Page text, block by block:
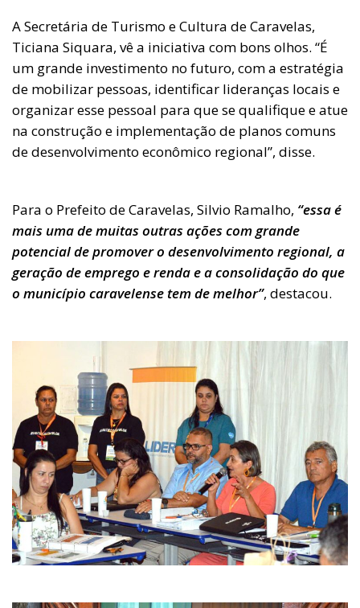
A Secretária de Turismo e Cultura de Caravelas,
Ticiana Siquara, vê a iniciativa com bons olhos. “É
um grande investimento no futuro, com a estratégia
de mobilizar pessoas, identificar lideranças locais e
organizar esse pessoal para que se qualifique e atue
na construção e implementação de planos comuns
de desenvolvimento econômico regional”, disse.
Para o Prefeito de Caravelas, Silvio Ramalho, “essa é
mais uma de muitas outras ações com grande
potencial de promover o desenvolvimento regional, a
geração de emprego e renda e a consolidação do que
o município caravelense tem de melhor”, destacou.